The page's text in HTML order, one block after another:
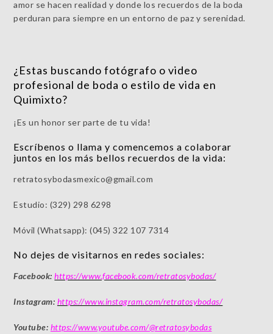
amor se hacen realidad y donde los recuerdos de la boda
perduran para siempre en un entorno de paz y serenidad.
¿Estas buscando fotógrafo o video
profesional de boda o estilo de vida en
Quimixto?
¡Es un honor ser parte de tu vida!
Escríbenos o llama y comencemos a colaborar
juntos en los más bellos recuerdos de la vida:
retratosybodasmexico@gmail.com
Estudio: (329) 298 6298
Móvil (Whatsapp): (045) 322 107 7314
No dejes de visitarnos en redes sociales:
Facebook: https://www.facebook.com/retratosybodas/
Instagram: https://www.instagram.com/retratosybodas/
Youtube: https://www.youtube.com/@retratosybodas